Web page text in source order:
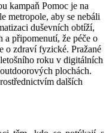
kampaň Pomoc je na
metropole, aby se nebáli
duševních obtíží,
a připomenutí, že péče o
o zdraví fyzické. Pražané
roku v digitálních
plochách.
dalších